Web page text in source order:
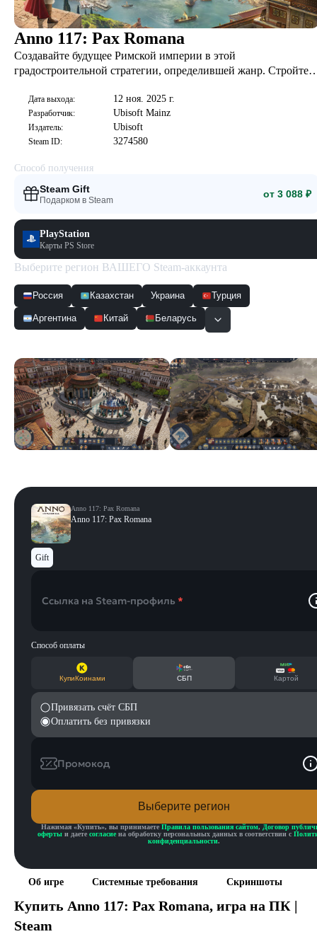
Anno 117: Pax Romana
Создавайте будущее Римской империи в этой
градостроительной стратегии, определившей жанр. Стройте
Управляйте землями, используя свои познания в экономике,
дипломатические навыки или военную мощь.
Дата выхода: 12 ноя. 2025 г.
Разработчик: Ubisoft Mainz
Издатель: Ubisoft
Steam ID: 3274580
Способ получения
Steam Gift
Подарком в Steam
от 3 088 ₽
PlayStation
Карты PS Store
Выберите регион ВАШЕГО Steam-аккаунта
Россия Казахстан Украина Турция
Аргентина Китай Беларусь
Об игре Системные требования Скриншоты
Купить Anno 117: Pax Romana, игра на ПК |
Steam
Anno 117: Pax Romana
Anno 117: Pax Romana
Gift
Ссылка на Steam-профиль *
Способ оплаты
КупиКоинами СБП Картой
Привязать счёт СБП
Оплатить без привязки
Промокод
Выберите регион
Нажимая «Купить», вы принимаете Правила пользования сайтом, Договор
оферты и даете согласие на обработку персональных данных в соответствии с
конфиденциальности.